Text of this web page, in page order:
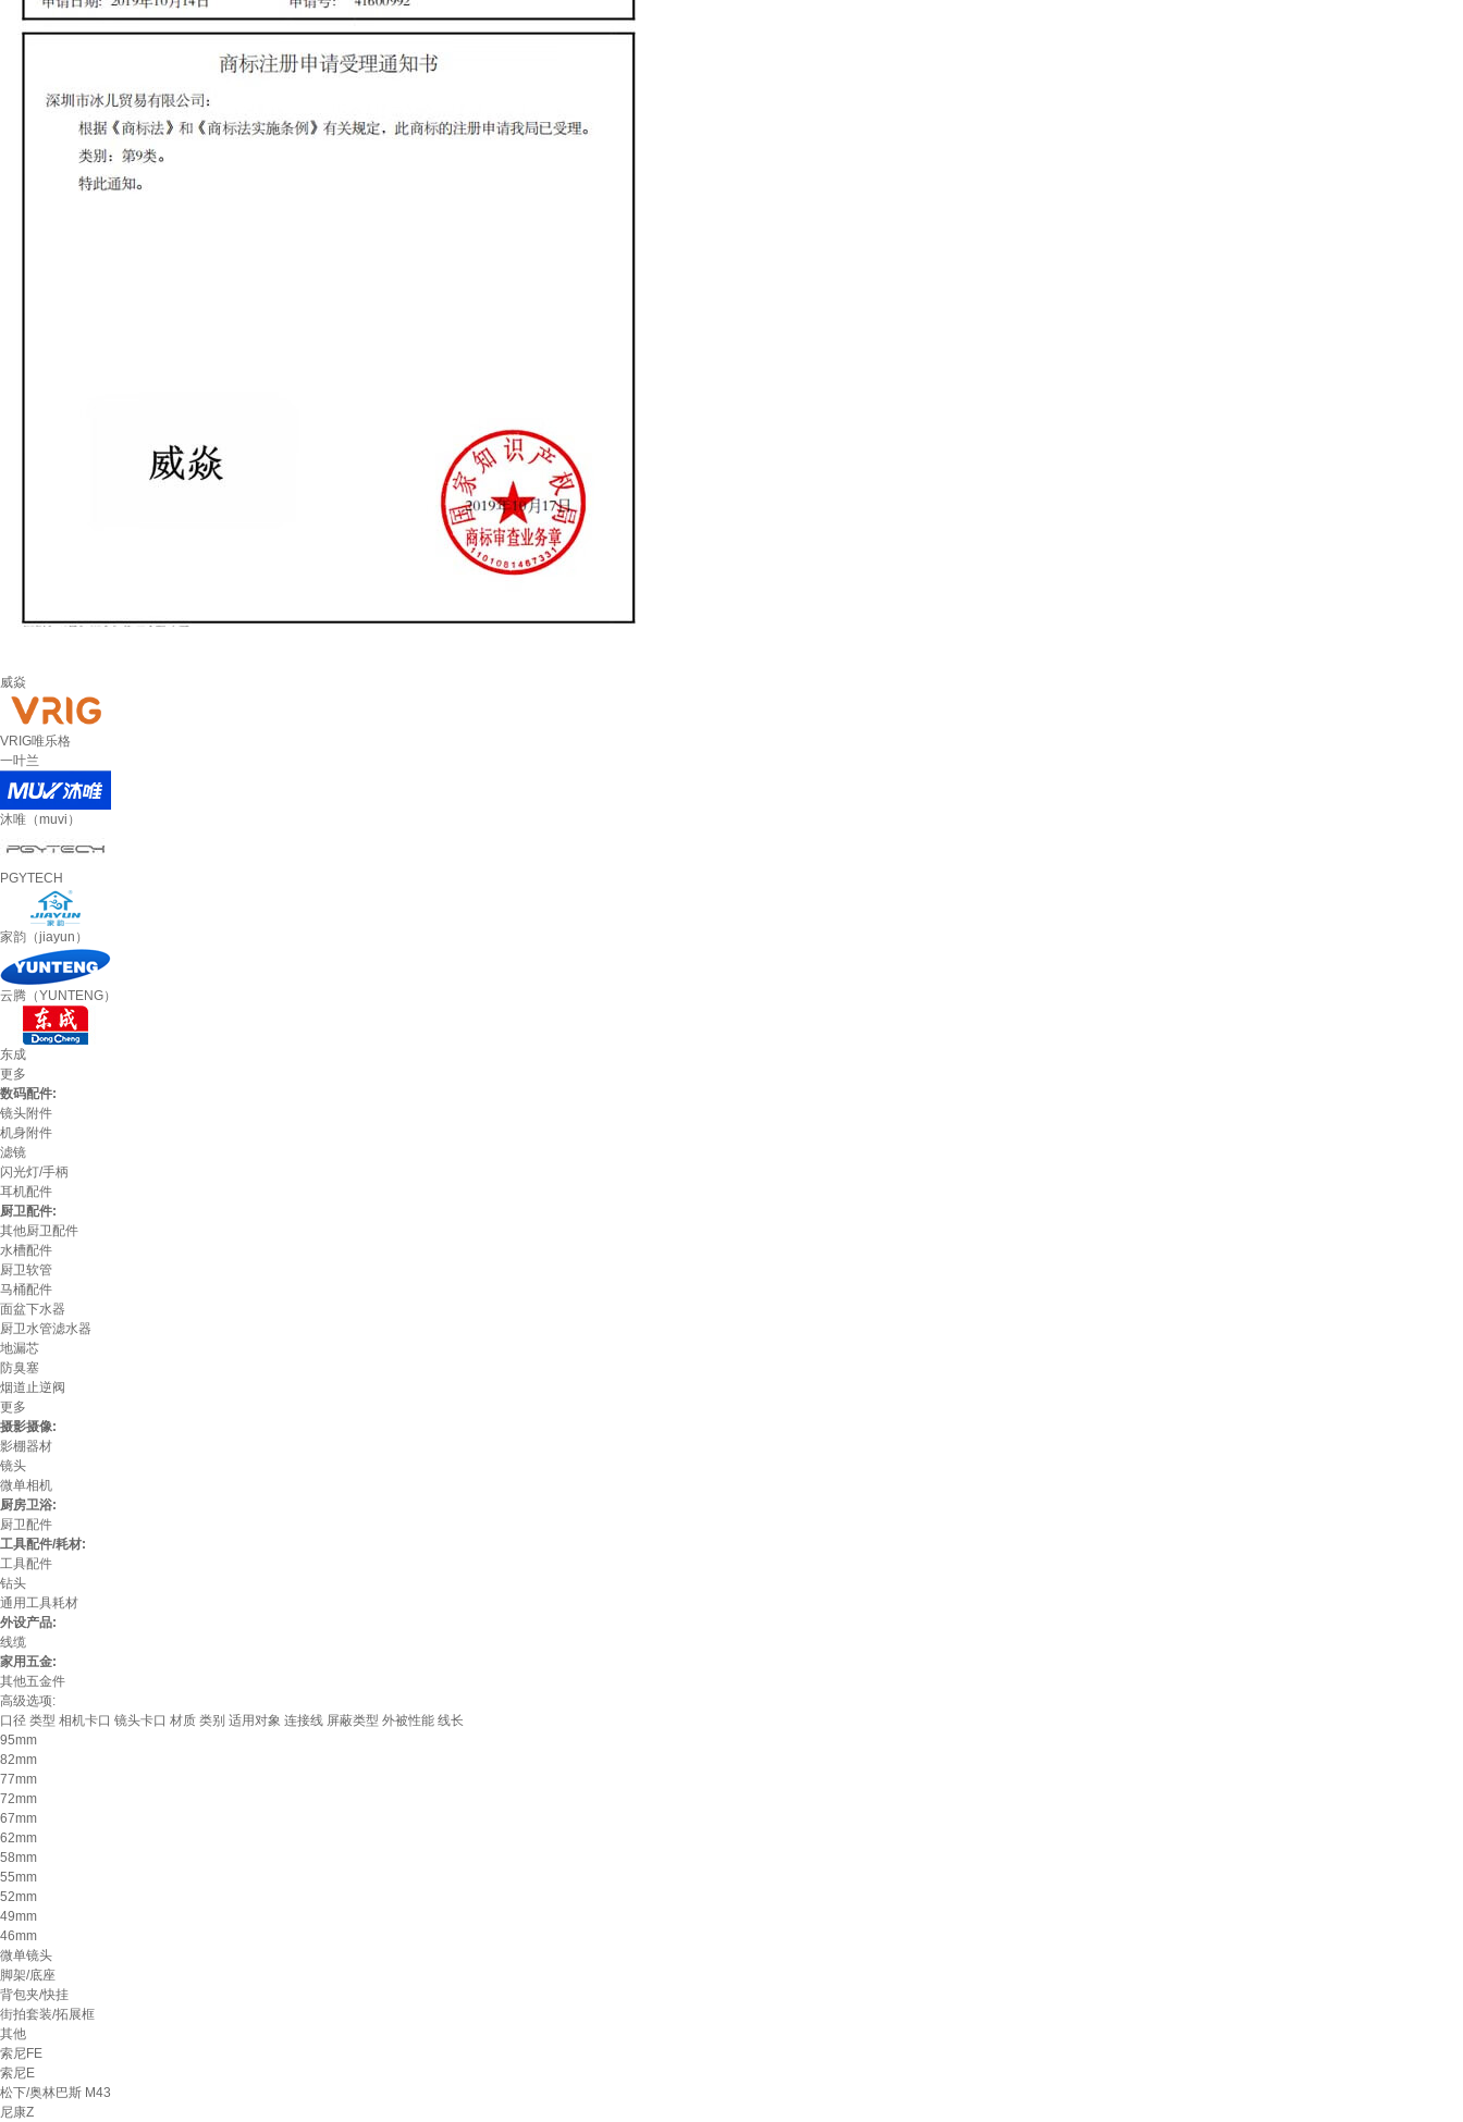
威焱
VRIG唯乐格
一叶兰
沐唯（muvi）
PGYTECH
家韵（jiayun）
云腾（YUNTENG）
东成
更多
数码配件:
镜头附件
机身附件
滤镜
闪光灯/手柄
耳机配件
厨卫配件:
其他厨卫配件
水槽配件
厨卫软管
马桶配件
面盆下水器
厨卫水管滤水器
地漏芯
防臭塞
烟道止逆阀
更多
摄影摄像:
影棚器材
镜头
微单相机
厨房卫浴:
厨卫配件
工具配件/耗材:
工具配件
钻头
通用工具耗材
外设产品:
线缆
家用五金:
其他五金件
高级选项:
口径 类型 相机卡口 镜头卡口 材质 类别 适用对象 连接线 屏蔽类型 外被性能 线长
95mm
82mm
77mm
72mm
67mm
62mm
58mm
55mm
52mm
49mm
46mm
微单镜头
脚架/底座
背包夹/快挂
街拍套装/拓展框
其他
索尼FE
索尼E
松下/奥林巴斯 M43
尼康Z